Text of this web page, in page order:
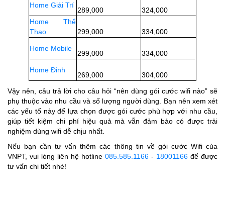
Home Giải Trí
289,000
324,000
Home Thể
Thao
299,000 334,000
Home Mobile
299,000 334,000
Home Đỉnh
269,000
304,000
Vậy nên, câu trả lời cho câu hỏi “nên dùng gói cước wifi nào” sẽ
phụ thuộc vào nhu cầu và số lượng người dùng. Bạn nên xem xét
các yếu tố này để lựa chọn được gói cước phù hợp với nhu cầu,
giúp tiết kiệm chi phí hiệu quả mà vẫn đảm bảo có được trải
nghiệm dùng wifi dễ chịu nhất.
Nếu bạn cần tư vấn thêm các thông tin về gói cước Wifi của
VNPT, vui lòng liên hệ hotline 085.585.1166 - 18001166 để được
tư vấn chi tiết nhé!